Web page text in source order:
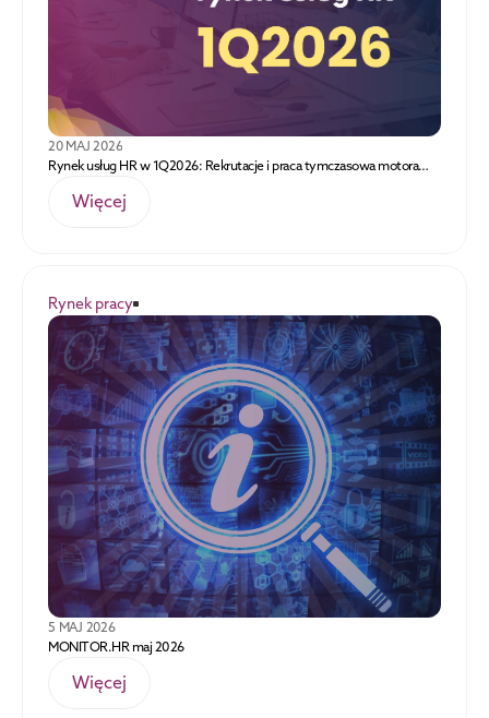
20 MAJ 2026
Rynek usług HR w 1Q2026: Rekrutacje i praca tymczasowa motorami
Więcej
Rynek pracy
5 MAJ 2026
MONITOR.HR maj 2026
Więcej